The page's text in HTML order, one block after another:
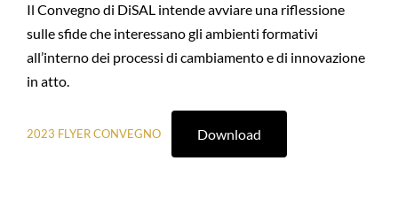
Il Convegno di DiSAL intende avviare una riflessione
sulle sfide che interessano gli ambienti formativi
all’interno dei processi di cambiamento e di innovazione
in atto.
2023 FLYER CONVEGNO Download